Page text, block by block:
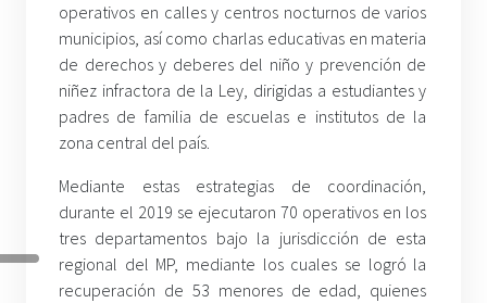
operativos en calles y centros nocturnos de varios
municipios, así como charlas educativas en materia
de derechos y deberes del niño y prevención de
niñez infractora de la Ley, dirigidas a estudiantes y
padres de familia de escuelas e institutos de la
zona central del país.
Mediante estas estrategias de coordinación,
durante el 2019 se ejecutaron 70 operativos en los
tres departamentos bajo la jurisdicción de esta
regional del MP, mediante los cuales se logró la
recuperación de 53 menores de edad, quienes